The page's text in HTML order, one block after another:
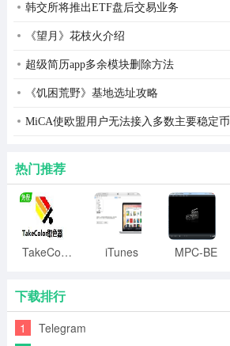
韩交所将推出ETF盘后交易业务
《望月》花枝火介绍
超级简历app多余模块删除方法
《饥困荒野》基地选址攻略
MiCA使欧盟用户无法接入多数主要稳定币
热门推荐
TakeColor取色器 iTunes MPC-BE
下载排行
1 Telegram